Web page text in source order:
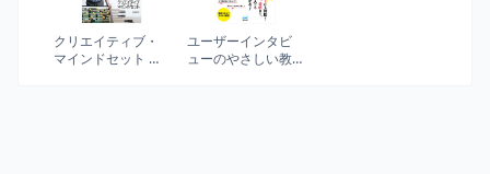
クリエイティブ・
マインドセット 想
ユーザーインタビ
ューのやさしい教